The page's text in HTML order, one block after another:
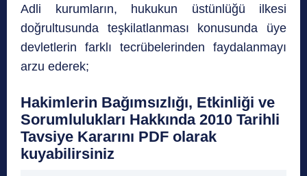
Adli kurumların, hukukun üstünlüğü ilkesi
doğrultusunda teşkilatlanması konusunda üye
devletlerin farklı tecrübelerinden faydalanmayı
arzu ederek;
Hakimlerin Bağımsızlığı, Etkinliği ve
Sorumlulukları Hakkında 2010 Tarihli
Tavsiye Kararını PDF olarak
kuyabilirsiniz